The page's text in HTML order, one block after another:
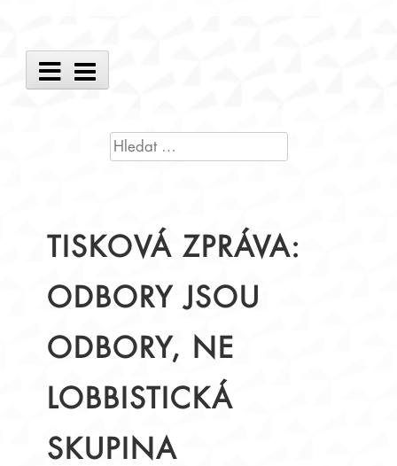
Main
Menu
VYHLEDÁVÁNÍ
TISKOVÁ ZPRÁVA:
ODBORY JSOU
ODBORY, NE
LOBBISTICKÁ
SKUPINA